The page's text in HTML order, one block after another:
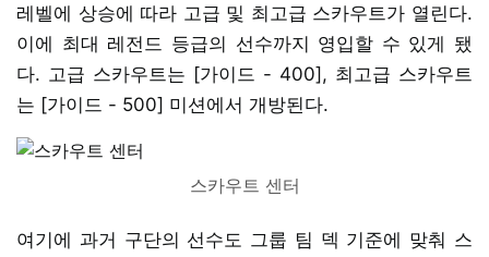
레벨에 상승에 따라 고급 및 최고급 스카우트가 열린다.
이에 최대 레전드 등급의 선수까지 영입할 수 있게 됐
다. 고급 스카우트는 [가이드 - 400], 최고급 스카우트
는 [가이드 - 500] 미션에서 개방된다.
스카우트 센터
여기에 과거 구단의 선수도 그룹 팀 덱 기준에 맞춰 스